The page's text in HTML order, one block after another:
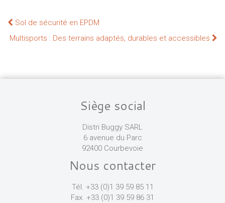
Sol de sécurité en EPDM
Multisports : Des terrains adaptés, durables et accessibles
Siège social
Distri Buggy SARL
6 avenue du Parc
92400 Courbevoie
Nous contacter
Tél. +33 (0)1 39 59 85 11
Fax. +33 (0)1 39 59 86 31